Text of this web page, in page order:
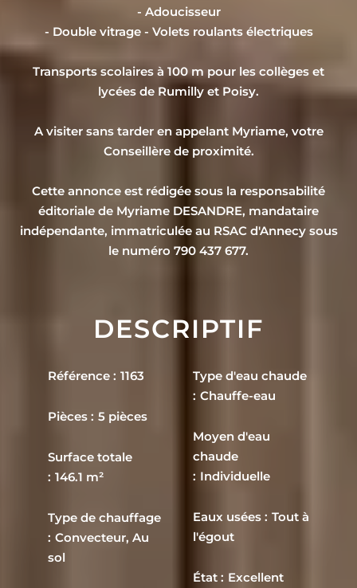
- Adoucisseur
- Double vitrage - Volets roulants électriques
Transports scolaires à 100 m pour les collèges et
lycées de Rumilly et Poisy.
A visiter sans tarder en appelant Myriame, votre
Conseillère de proximité.
Cette annonce est rédigée sous la responsabilité
éditoriale de Myriame DESANDRE, mandataire
indépendante, immatriculée au RSAC d'Annecy sous
le numéro 790 437 677.
DESCRIPTIF
Référence 1163
Pièces 5 pièces
Surface totale
146.1 m²
Type de chauffage
Convecteur, Au
sol
Type d'eau chaude
Chauffe-eau
Moyen d'eau
chaude
Individuelle
Eaux usées
Tout à
l'égout
État
Excellent